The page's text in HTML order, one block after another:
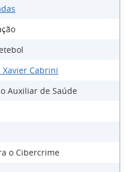
Xavier Cabrini
Auxiliar de Saúde
o Cibercrime